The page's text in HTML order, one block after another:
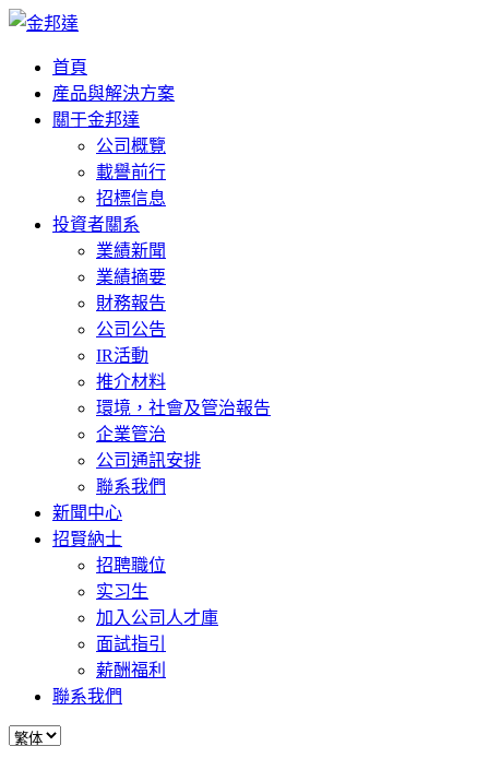
首頁
産品與解決方案
關于金邦達
公司概覽
載譽前行
招標信息
投資者關系
業績新聞
業績摘要
財務報告
公司公告
IR活動
推介材料
環境，社會及管治報告
企業管治
公司通訊安排
聯系我們
新聞中心
招賢納士
招聘職位
实习生
加入公司人才庫
面試指引
薪酬福利
聯系我們